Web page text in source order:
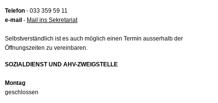
Telefon - 033 359 59 11
e-mail - Mail ins Sekretariat
Selbstverständlich ist es auch möglich einen Termin ausserhalb der
Öffnungszeiten zu vereinbaren.
SOZIALDIENST UND AHV-ZWEIGSTELLE
Montag
geschlossen